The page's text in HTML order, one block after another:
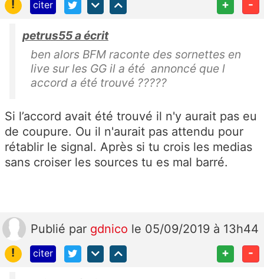
!
citer + -
petrus55 a écrit
ben alors BFM raconte des sornettes en
live sur les GG il a été annoncé que l
accord a été trouvé ?????
Si l’accord avait été trouvé il n'y aurait pas eu
de coupure. Ou il n'aurait pas attendu pour
rétablir le signal. Après si tu crois les medias
sans croiser les sources tu es mal barré.
Publié par gdnico le 05/09/2019 à 13h44
!
citer + -